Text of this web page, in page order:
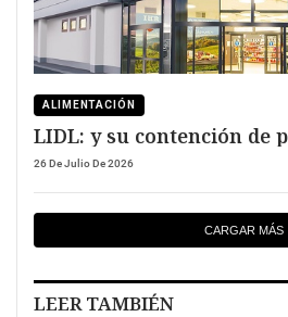
ALIMENTACIÓN
LIDL: y su contención de
26 De Julio De 2026
CARGAR MÁS
LEER TAMBIÉN